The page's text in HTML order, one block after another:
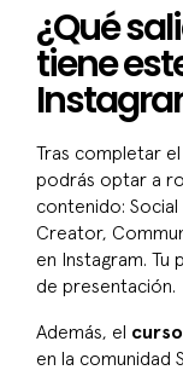
¿Qué
tiene
Tras completar el
podrás optar a
contenido:
Creator,
en Instagram.
de presentación.
Además, el
en la comunidad